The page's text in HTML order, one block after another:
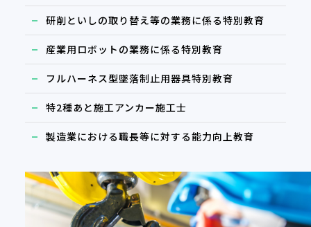
研削といしの取り替え等の業務に係る特別教育
産業用ロボットの業務に係る特別教育
フルハーネス型墜落制止用器具特別教育
特2種あと施工アンカー施工士
製造業における職長等に対する能力向上教育